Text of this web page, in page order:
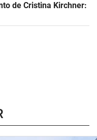
de Cristina Kirchner: